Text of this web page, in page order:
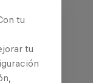
tu
tu